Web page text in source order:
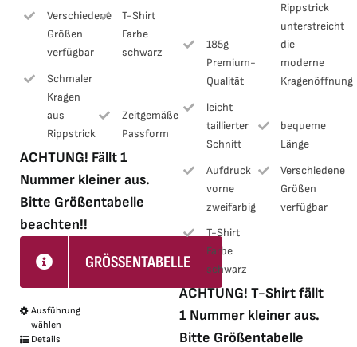
Verschiedene
Größen
verfügbar
T-Shirt
Farbe
schwarz
Schmaler
Kragen
aus
Rippstrick
Zeitgemäße
Passform
ACHTUNG! Fällt 1
Nummer kleiner aus.
Bitte Größentabelle
beachten!!
GRÖSSENTABELLE
Ausführung
wählen
Details
185g
Premium-
Qualität
Rippstrick
unterstreicht
die
moderne
Kragenöffnung
leicht
taillierter
Schnitt
bequeme
Länge
Aufdruck
vorne
zweifarbig
Verschiedene
Größen
verfügbar
T-Shirt
Farbe
schwarz
ACHTUNG! T-Shirt fällt
1 Nummer kleiner aus.
Bitte Größentabelle